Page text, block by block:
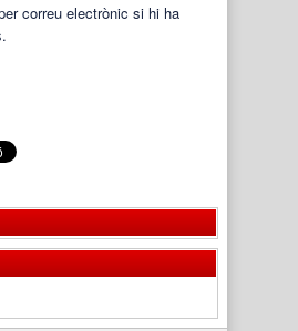
correu electrònic si hi ha